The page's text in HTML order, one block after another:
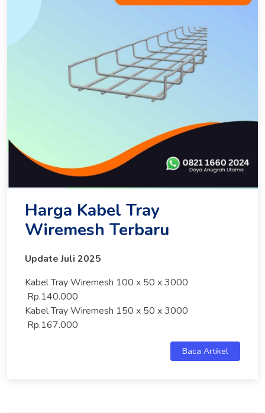
Harga Kabel Tray
Wiremesh Terbaru
Update Juli 2025
Kabel Tray Wiremesh 100 x 50 x 3000
Rp.140.000
Kabel Tray Wiremesh 150 x 50 x 3000
Rp.167.000
Baca Artikel